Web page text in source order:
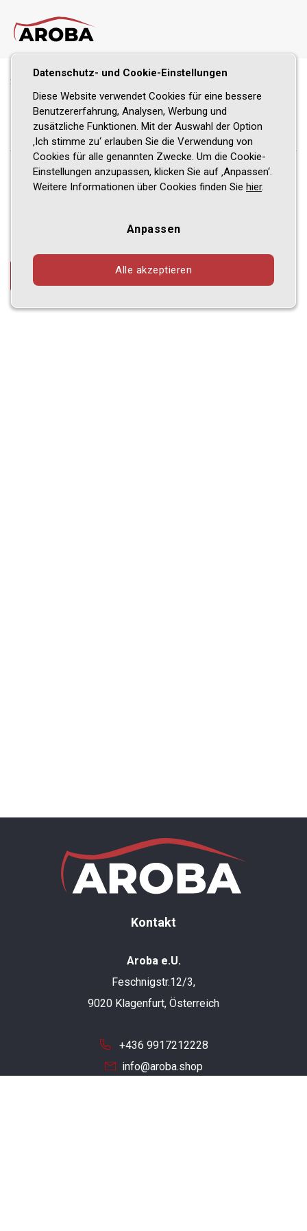
Startseite
Kasse
Zurück zum Shop
Kontakt
Aroba e.U.
Feschnigstr.12/3,
9020 Klagenfurt, Österreich
+436 9917212228
info@aroba.shop
Datenschutz- und Cookie-Einstellungen
Diese Website verwendet Cookies für eine bessere
Benutzererfahrung, Analysen, Werbung und
zusätzliche Funktionen. Mit der Auswahl der Option
‚Ich stimme zu‘ erlauben Sie die Verwendung von
Cookies für alle genannten Zwecke. Um die Cookie-
Einstellungen anzupassen, klicken Sie auf ‚Anpassen‘.
Weitere Informationen über Cookies finden Sie hier.
Anpassen
Alle akzeptieren